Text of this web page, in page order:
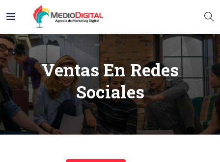
Ventas En Redes
Sociales